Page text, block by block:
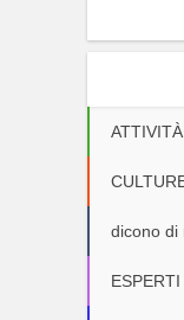
ATTIVITÀ
dicono di